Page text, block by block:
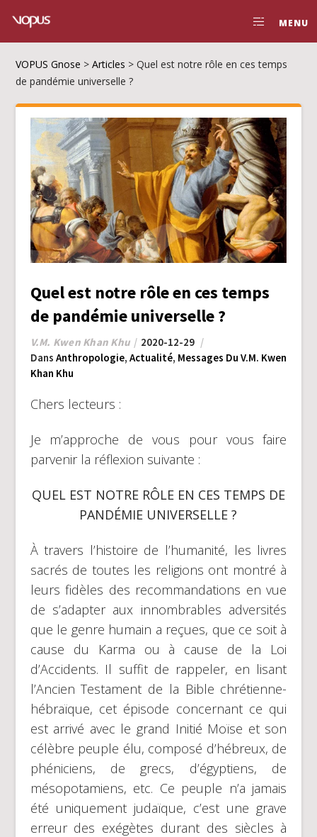
MENU
VOPUS Gnose >Articles >Quel est notre rôle en ces temps
de pandémie universelle ?
Quel est notre rôle en ces temps
de pandémie universelle ?
V.M. Kwen Khan Khu
2020-12-29
Dans Anthropologie, Actualité, Messages Du V.M. Kwen
Khan Khu
Chers lecteurs :
Je m’approche de vous pour vous faire
parvenir la réflexion suivante :
QUEL EST NOTRE RÔLE EN CES TEMPS DE
PANDÉMIE UNIVERSELLE ?
À travers l’histoire de l’humanité, les livres
sacrés de toutes les religions ont montré à
leurs fidèles des recommandations en vue
de s’adapter aux innombrables adversités
que le genre humain a reçues, que ce soit à
cause du Karma ou à cause de la Loi
d’Accidents. Il suffit de rappeler, en lisant
l’Ancien Testament de la Bible chrétienne-
hébraïque, cet épisode concernant ce qui
est arrivé avec le grand Initié Moïse et son
célèbre peuple élu, composé d’hébreux, de
phéniciens, de grecs, d’égyptiens, de
mésopotamiens, etc. Ce peuple n’a jamais
été uniquement judaïque, c’est une grave
erreur des exégètes durant des siècles à